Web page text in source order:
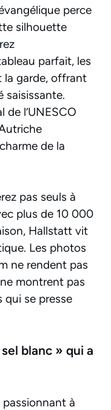
perce
silhouette
parfait, les
la garde, offrant
saisissante.
de l’UNESCO
de la
pas seuls à
plus de 10 000
Hallstatt vit
Les photos
ne rendent pas
montrent pas
se presse
blanc » qui a
à